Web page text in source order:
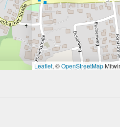
Leaflet, ©OpenStreetMap